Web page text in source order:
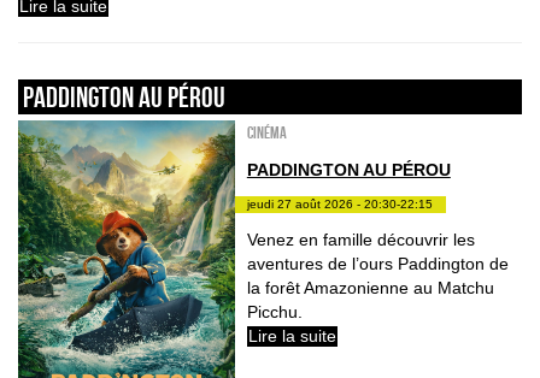
Lire la suite
PADDINGTON AU PÉROU
Cinéma
PADDINGTON AU PÉROU
jeudi 27 août 2026 - 20:30-22:15
Venez en famille découvrir les
aventures de l’ours Paddington de
la forêt Amazonienne au Matchu
Picchu.
Lire la suite